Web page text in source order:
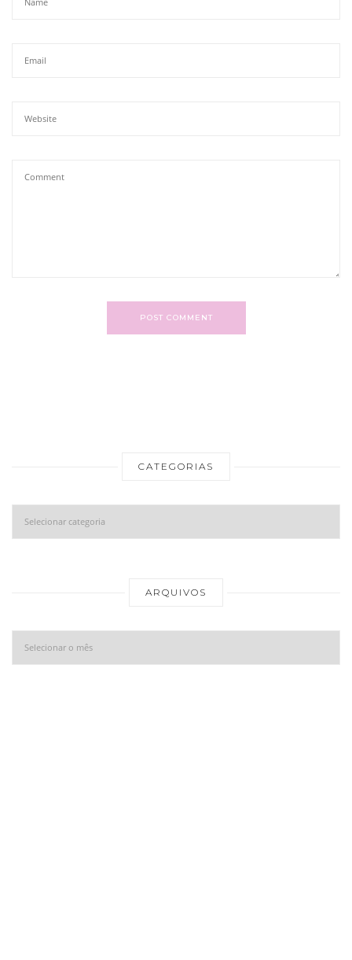
POST COMMENT
CATEGORIAS
Categorias
ARQUIVOS